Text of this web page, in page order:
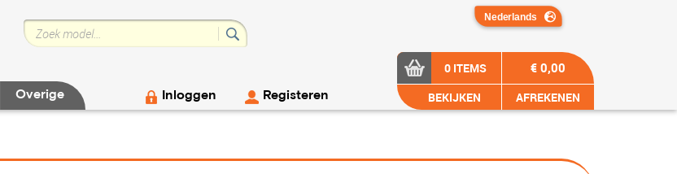
Overige Inloggen Registeren
0 ITEMS
BEKIJKEN
€ 0,00
AFREKENEN